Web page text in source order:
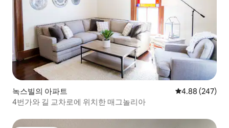
녹스빌의 아파트 평점 4.88점(5
4.88 (247)
4번가와 길 교차로에 위치한 매그놀리아